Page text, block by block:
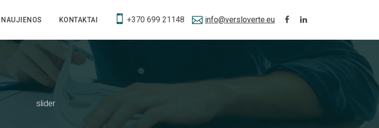
+370 699 21148 info@versloverte.eu
NAUJIENOS KONTAKTAI
slider